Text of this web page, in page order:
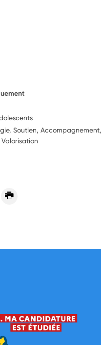
Soutien, Accompagnement,